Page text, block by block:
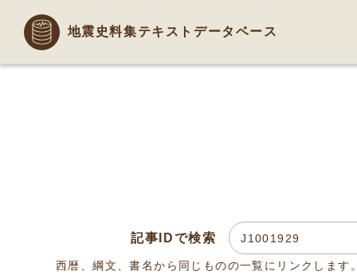
地震史料集テキストデータベース
記事IDで検索
西暦、綱文、書名から同じものの一覧にリンクします